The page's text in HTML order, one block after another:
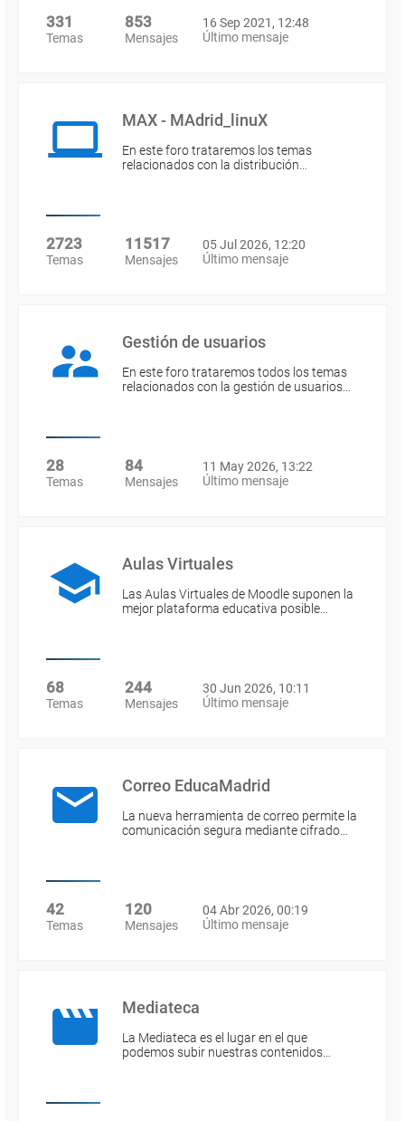
331
Temas
853
Mensajes
16 Sep 2021, 12:48
Último mensaje
MAX - MAdrid_linuX
En este foro trataremos los temas
relacionados con la distribución…
2723
Temas
11517
Mensajes
05 Jul 2026, 12:20
Último mensaje
Gestión de usuarios
En este foro trataremos todos los temas
relacionados con la gestión de usuarios…
28
Temas
84
Mensajes
11 May 2026, 13:22
Último mensaje
Aulas Virtuales
Las Aulas Virtuales de Moodle suponen la
mejor plataforma educativa posible…
68
Temas
244
Mensajes
30 Jun 2026, 10:11
Último mensaje
Correo EducaMadrid
La nueva herramienta de correo permite la
comunicación segura mediante cifrado…
42
Temas
120
Mensajes
04 Abr 2026, 00:19
Último mensaje
Mediateca
La Mediateca es el lugar en el que
podemos subir nuestras contenidos…